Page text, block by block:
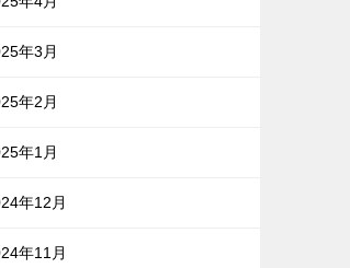
年3月
年2月
年1月
年12月
年11月